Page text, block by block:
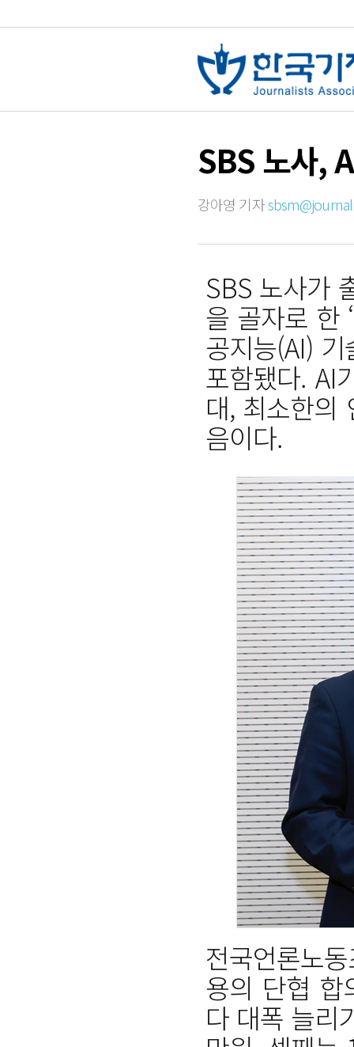
SBS 노사,
강아영 기자
SBS 노사가
을 골자로 한
공지능(AI)
포함됐다. AI
대, 최소한의
음이다.
전국언론노
용의 단협 합
다 대폭 늘리